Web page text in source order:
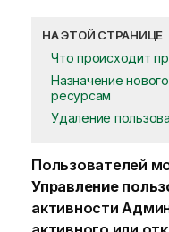
НА ЭТОЙ СТРАНИЦЕ
Что происходит
Назначение
ресурсам
Удаление
Пользователей
Управление
активности